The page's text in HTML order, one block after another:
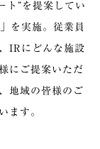
ト”を提案してい
を実施。従業員
IRにどんな施設
にご提案いただ
地域の皆様のご
ます。